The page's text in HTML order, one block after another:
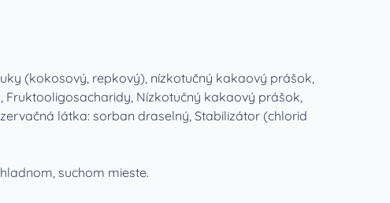
(kokosový, repkový), nízkotučný kakaový prášok,
Nízkotučný kakaový prášok,
látka: sorban draselný, Stabilizátor (chlorid
suchom mieste.